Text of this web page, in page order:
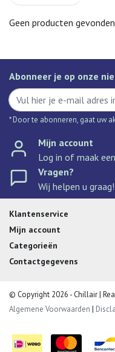
Geen producten
Abonneer je op onze
* Door te abonneren, gaat uw
Mijn account
Log in of maak
Vragen?
Wij helpen u graag!
Klantenservice
Mijn account
Categorieën
Contactgegevens
© Copyright 2026 - Chillair |
Algemene Voorwaarden |